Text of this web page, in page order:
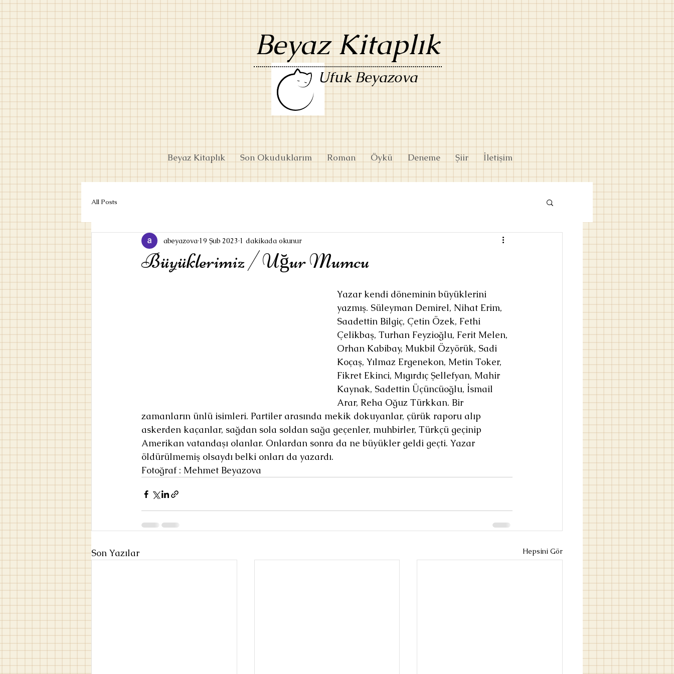
Beyaz Kitaplık
Ufuk Beyazova
Beyaz Kitaplık Son Okuduklarım Roman Öykü Deneme Şiir İletişim
All Posts
Büyüklerimiz / Uğur Mumcu
abeyazova 19 Şub 2023 1 dakikada okunur
Yazar kendi döneminin büyüklerini
yazmış. Süleyman Demirel, Nihat Erim,
Saadettin Bilgiç, Çetin Özek, Fethi
Çelikbaş, Turhan Feyzioğlu, Ferit Melen,
Orhan Kabibay, Mukbil Özyörük, Sadi
Koçaş, Yılmaz Ergenekon, Metin Toker,
Fikret Ekinci, Mıgırdıç Şellefyan, Mahir
Kaynak, Sadettin Üçüncüoğlu, İsmail
Arar, Reha Oğuz Türkkan. Bir
zamanların ünlü isimleri. Partiler arasında mekik dokuyanlar, çürük raporu alıp
askerden kaçanlar, sağdan sola soldan sağa geçenler, muhbirler, Türkçü geçinip
Amerikan vatandaşı olanlar. Onlardan sonra da ne büyükler geldi geçti. Yazar
öldürülmemiş olsaydı belki onları da yazardı.
Fotoğraf : Mehmet Beyazova
Son Yazılar Hepsini Gör